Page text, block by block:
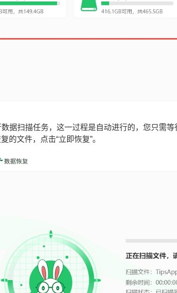
据扫描任务，这一过程是自动进行的，您只需
的文件，点击“立即恢复”。